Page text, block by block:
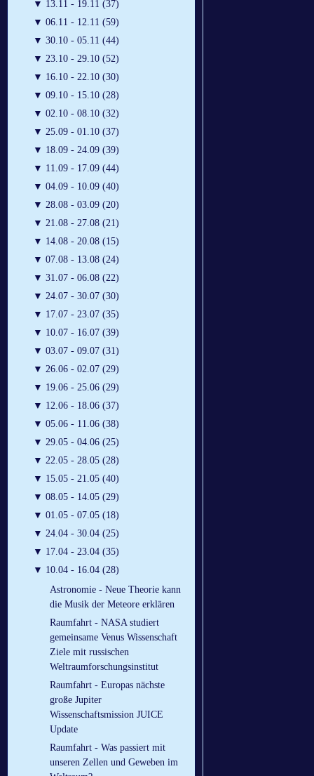
▼ 13.11 - 19.11 (37)
▼ 06.11 - 12.11 (59)
▼ 30.10 - 05.11 (44)
▼ 23.10 - 29.10 (52)
▼ 16.10 - 22.10 (30)
▼ 09.10 - 15.10 (28)
▼ 02.10 - 08.10 (32)
▼ 25.09 - 01.10 (37)
▼ 18.09 - 24.09 (39)
▼ 11.09 - 17.09 (44)
▼ 04.09 - 10.09 (40)
▼ 28.08 - 03.09 (20)
▼ 21.08 - 27.08 (21)
▼ 14.08 - 20.08 (15)
▼ 07.08 - 13.08 (24)
▼ 31.07 - 06.08 (22)
▼ 24.07 - 30.07 (30)
▼ 17.07 - 23.07 (35)
▼ 10.07 - 16.07 (39)
▼ 03.07 - 09.07 (31)
▼ 26.06 - 02.07 (29)
▼ 19.06 - 25.06 (29)
▼ 12.06 - 18.06 (37)
▼ 05.06 - 11.06 (38)
▼ 29.05 - 04.06 (25)
▼ 22.05 - 28.05 (28)
▼ 15.05 - 21.05 (40)
▼ 08.05 - 14.05 (29)
▼ 01.05 - 07.05 (18)
▼ 24.04 - 30.04 (25)
▼ 17.04 - 23.04 (35)
▼ 10.04 - 16.04 (28)
Astronomie - Neue Theorie kann
die Musik der Meteore erklären
Raumfahrt - NASA studiert
gemeinsame Venus Wissenschaft
Ziele mit russischen
Weltraumforschungsinstitut
Raumfahrt - Europas nächste
große Jupiter
Wissenschaftsmission JUICE
Update
Raumfahrt - Was passiert mit
unseren Zellen und Geweben im